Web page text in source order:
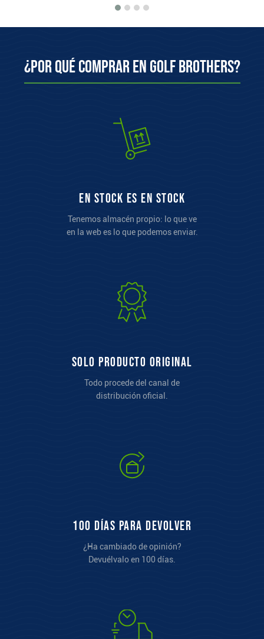
¿Por qué comprar en Golf Brothers?
En stock es en stock
Tenemos almacén propio: lo que ve
en la web es lo que podemos enviar.
Solo producto original
Todo procede del canal de
distribución oficial.
100 días para devolver
¿Ha cambiado de opinión?
Devuélvalo en 100 días.